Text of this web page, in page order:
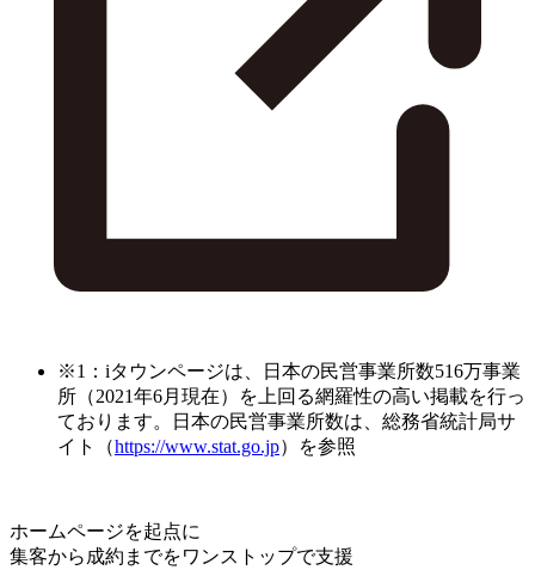
※1：iタウンページは、日本の民営事業所数516万事業
所（2021年6月現在）を上回る網羅性の高い掲載を行っ
ております。日本の民営事業所数は、総務省統計局サ
イト（https://www.stat.go.jp）を参照
ホームページを起点に
集客から成約までをワンストップで支援